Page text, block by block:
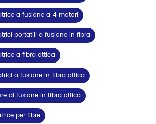
a fusione a 4 motori
portatili a fusione in fibra
a fibra ottica
a fusione in fibra ottica
di fusione in fibra ottica
per fibre